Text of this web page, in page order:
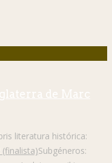
de Marc
literatura histórica:
Subgéneros: